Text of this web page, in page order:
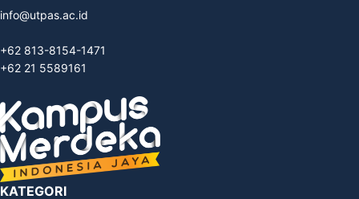
info@utpas.ac.id
+62 813-8154-1471
+62 21 5589161
KATEGORI